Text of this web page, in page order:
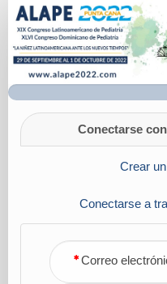
ALAPE
2022
Solicitud
de
información
Conectarse
Crear
Conectarse a
Correo